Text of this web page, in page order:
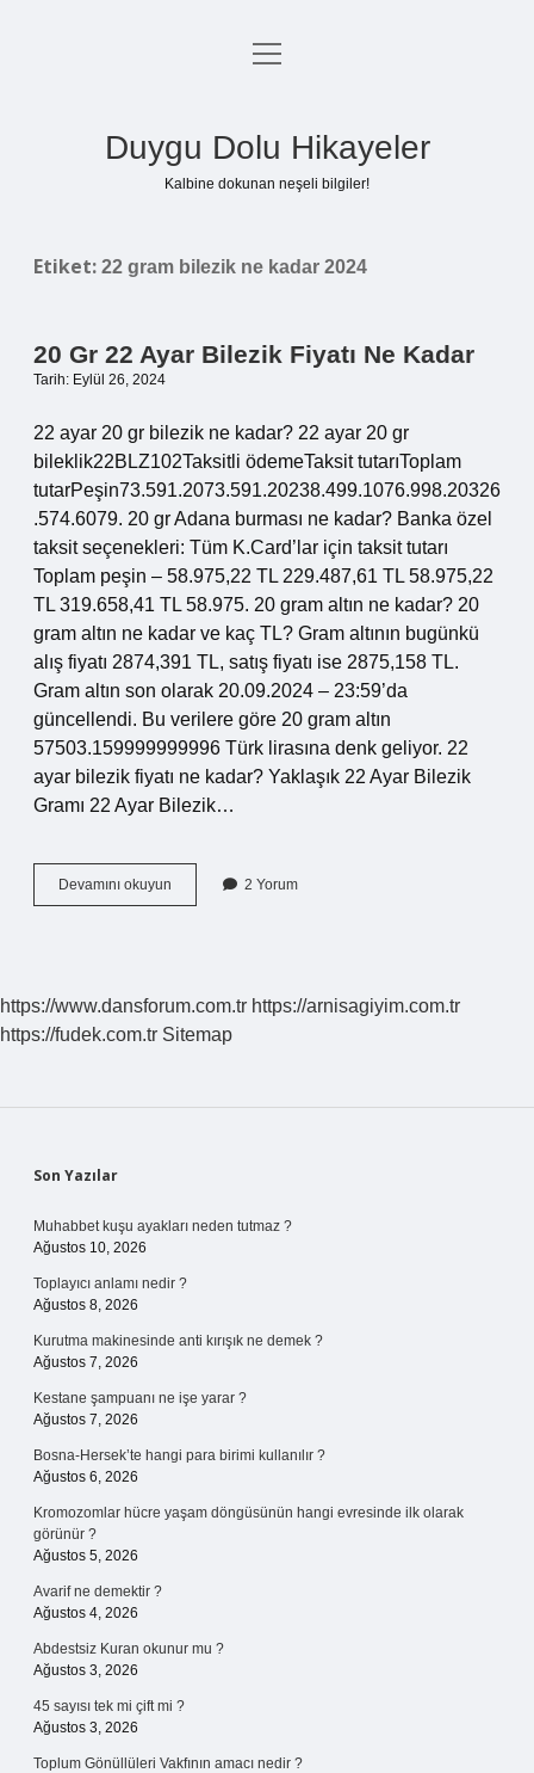
Anasayfa
menüyü
Duygu Dolu Hikayeler
Kalbine dokunan neşeli bilgiler!
Etiket: 22 gram bilezik ne kadar 2024
20 Gr 22 Ayar Bilezik Fiyatı Ne Kadar
Tarih: Eylül 26, 2024
22 ayar 20 gr bilezik ne kadar? 22 ayar 20 gr
bileklik22BLZ102Taksitli ödemeTaksit tutarıToplam
tutarPeşin73.591.2073.591.20238.499.1076.998.20326
.574.6079. 20 gr Adana burması ne kadar? Banka özel
taksit seçenekleri: Tüm K.Card’lar için taksit tutarı
Toplam peşin – 58.975,22 TL 229.487,61 TL 58.975,22
TL 319.658,41 TL 58.975. 20 gram altın ne kadar? 20
gram altın ne kadar ve kaç TL? Gram altının bugünkü
alış fiyatı 2874,391 TL, satış fiyatı ise 2875,158 TL.
Gram altın son olarak 20.09.2024 – 23:59’da
güncellendi. Bu verilere göre 20 gram altın
57503.159999999996 Türk lirasına denk geliyor. 22
ayar bilezik fiyatı ne kadar? Yaklaşık 22 Ayar Bilezik
Gramı 22 Ayar Bilezik…
Devamını okuyun
Gr
Ne
Kadar
2 Yorum
https://www.dansforum.com.tr https://arnisagiyim.com.tr
https://fudek.com.tr Sitemap
Sidebar
Son Yazılar
Muhabbet kuşu ayakları neden tutmaz ?
Ağustos 10, 2026
Toplayıcı anlamı nedir ?
Ağustos 8, 2026
Kurutma makinesinde anti kırışık ne demek ?
Ağustos 7, 2026
Kestane şampuanı ne işe yarar ?
Ağustos 7, 2026
Bosna-Hersek’te hangi para birimi kullanılır ?
Ağustos 6, 2026
Kromozomlar hücre yaşam döngüsünün hangi evresinde ilk olarak
görünür ?
Ağustos 5, 2026
Avarif ne demektir ?
Ağustos 4, 2026
Abdestsiz Kuran okunur mu ?
Ağustos 3, 2026
45 sayısı tek mi çift mi ?
Ağustos 3, 2026
Toplum Gönüllüleri Vakfının amacı nedir ?